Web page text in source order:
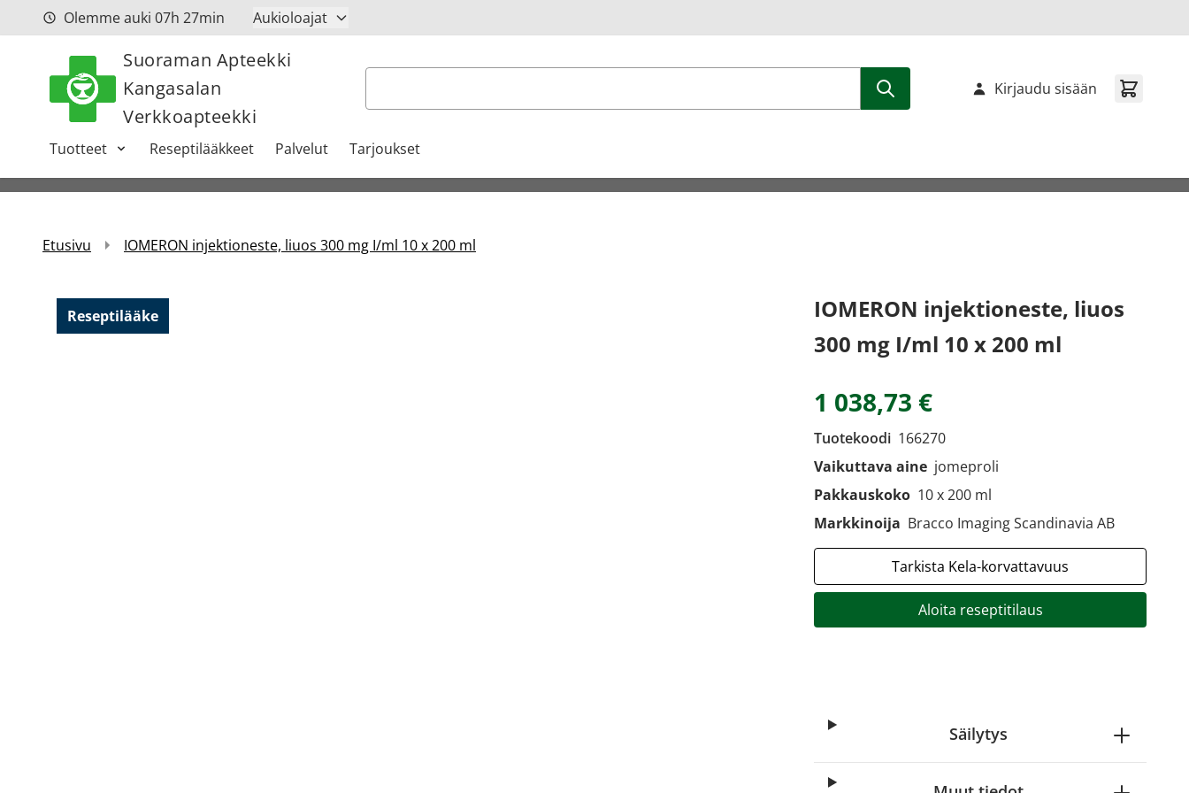
Siirry sisältöönOlemme auki 07h 27min Aukioloajat
Suoraman Apteekki
Kangasalan
Verkkoapteekki
Tuotteet Reseptilääkkeet Palvelut Tarjoukset
Kirjaudu sisään
Etusivu IOMERON injektioneste, liuos 300 mg I/ml 10 x 200 ml
Reseptilääke
IOMERON injektioneste, liuos
300 mg I/ml 10 x 200 ml
1 038,73 €
Tuotekoodi 166270
Vaikuttava aine jomeproli
Pakkauskoko 10 x 200 ml
Markkinoija Bracco Imaging Scandinavia AB
Tarkista Kela-korvattavuus
Aloita reseptitilaus
Säilytys